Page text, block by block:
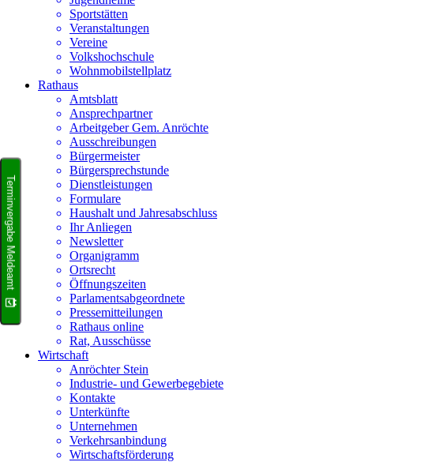
Sportstätten
Veranstaltungen
Vereine
Volkshochschule
Wohnmobilstellplatz
Rathaus
Amtsblatt
Ansprechpartner
Arbeitgeber Gem. Anröchte
Ausschreibungen
Bürgermeister
Bürgersprechstunde
Dienstleistungen
Formulare
Haushalt und Jahresabschluss
Ihr Anliegen
Newsletter
Organigramm
Ortsrecht
Öffnungszeiten
Parlamentsabgeordnete
Pressemitteilungen
Rathaus online
Rat, Ausschüsse
Wirtschaft
Anröchter Stein
Industrie- und Gewerbegebiete
Kontakte
Unterkünfte
Unternehmen
Verkehrsanbindung
Wirtschaftsförderung
Terminvergabe Meldeamt